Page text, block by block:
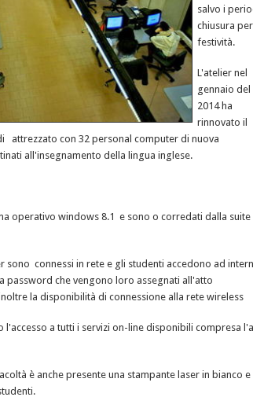
salvo i
chiusura
festività.
L'atelier nel
gennaio del
2014 ha
rinnovato il
attrezzato con 32 personal computer di nuova
all'insegnamento della lingua inglese.
operativo windows 8.1 e sono o corredati dalla suite
sono connessi in rete e gli studenti accedono ad
password che vengono loro assegnati all'atto
la disponibilità di connessione alla rete wireless
l'accesso a tutti i servizi on-line disponibili compresa
è anche presente una stampante laser in bianco e